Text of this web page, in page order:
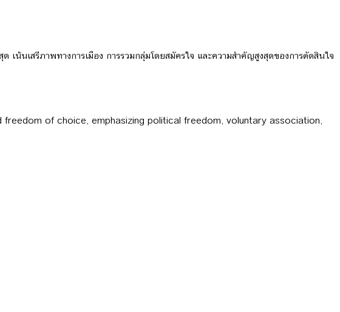
น้นเสรีภาพทางการเมือง การรวมกลุ่มโดยสมัครใจ และความสำคัญสูงสุดของการตัดสินใจ
of choice, emphasizing political freedom, voluntary association,